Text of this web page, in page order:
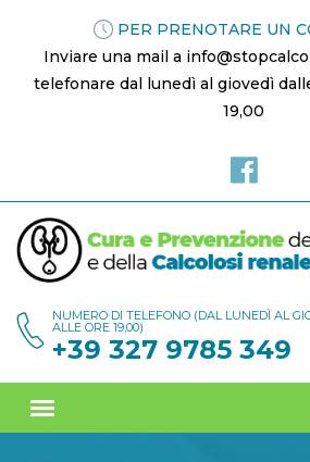
PER PRENOTARE UN
Inviare una mail a
telefonare dal lunedì al giovedì
19,00
NUMERO DI TELEFONO (DAL LUNEDÌ AL
ALLE ORE 19,00)
+39 327 9785 349